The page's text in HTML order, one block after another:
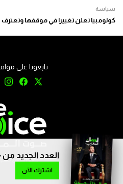
سياسة
كولومبيا تعلن تغييرا في موقفها
العدد الجديد
اشترك الآن
تابعونا على
جميع الحقوق